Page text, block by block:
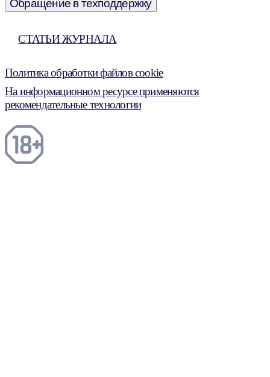
Обращение в техподдержку
СТАТЬИ ЖУРНАЛА
Политика обработки файлов cookie
На информационном ресурсе применяются
рекомендательные технологии